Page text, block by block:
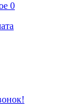
0